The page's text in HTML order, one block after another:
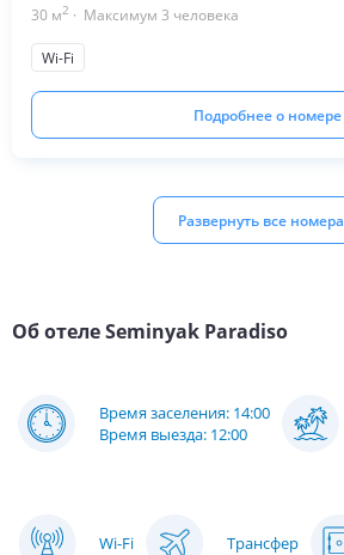
30 м2 · Максимум 3 человека
Wi-Fi
Подробнее о номере
Развернуть все номера
Об отелеSeminyak Paradiso
Время заселения: 14:00
Время выезда: 12:00
Wi-Fi Трансфер